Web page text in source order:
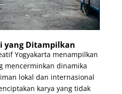
yang Ditampilkan
Yogyakarta menampilkan
mencerminkan dinamika
lokal dan internasional
karya yang tidak